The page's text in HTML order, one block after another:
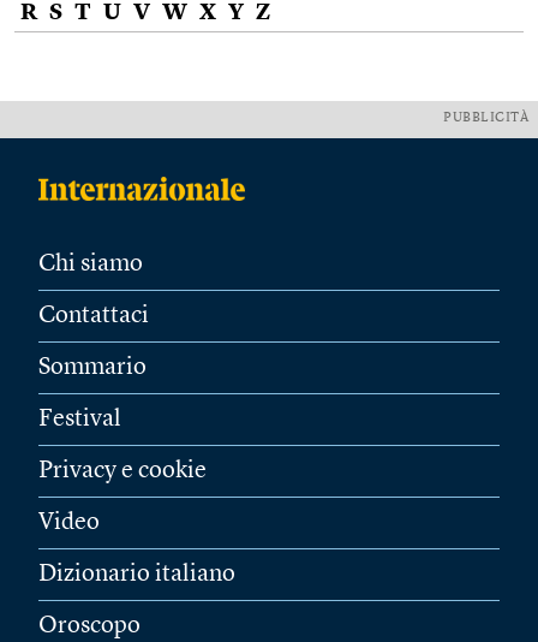
R S T U V W X Y Z
PUBBLICITÀ
Chi siamo
Contattaci
Sommario
Festival
Privacy e cookie
Video
Dizionario italiano
Oroscopo